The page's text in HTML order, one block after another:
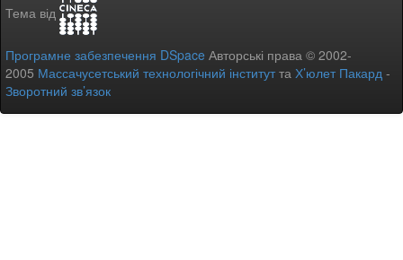
Тема від
Програмне забезпечення DSpace Авторські права © 2002-
2005 Массачусетський технологічний інститутта Х’юлет Пакард -
Зворотний зв’язок